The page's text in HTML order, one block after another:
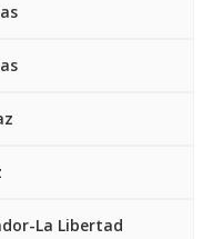
La Libertad